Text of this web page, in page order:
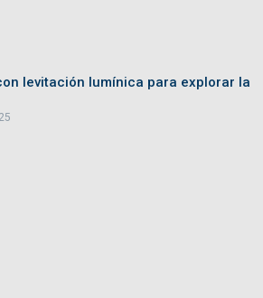
levitación lumínica para explorar la